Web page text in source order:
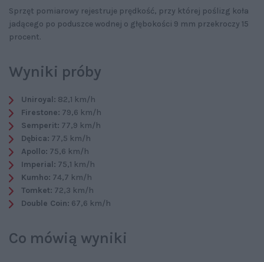
Sprzęt pomiarowy rejestruje prędkość, przy której poślizg koła
jadącego po poduszce wodnej o głębokości 9 mm przekroczy 15
procent.
Wyniki próby
Uniroyal: 82,1 km/h
Firestone: 79,6 km/h
Semperit: 77,9 km/h
Dębica: 77,5 km/h
Apollo: 75,6 km/h
Imperial: 75,1 km/h
Kumho: 74,7 km/h
Tomket: 72,3 km/h
Double Coin: 67,6 km/h
Co mówią wyniki